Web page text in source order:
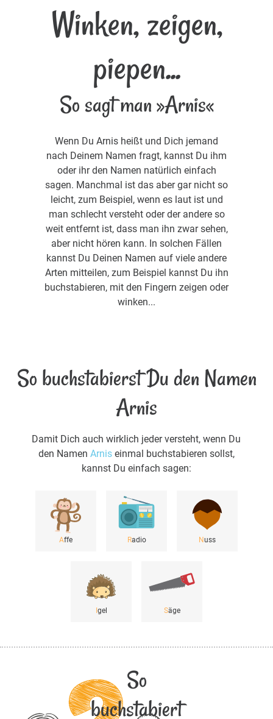
Winken, zeigen,
piepen...
So sagt man »Arnis«
Wenn Du Arnis heißt und Dich jemand
nach Deinem Namen fragt, kannst Du ihm
oder ihr den Namen natürlich einfach
sagen. Manchmal ist das aber gar nicht so
leicht, zum Beispiel, wenn es laut ist und
man schlecht versteht oder der andere so
weit entfernt ist, dass man ihn zwar sehen,
aber nicht hören kann. In solchen Fällen
kannst Du Deinen Namen auf viele andere
Arten mitteilen, zum Beispiel kannst Du ihn
buchstabieren, mit den Fingern zeigen oder
winken...
So buchstabierst Du den Namen
Arnis
Damit Dich auch wirklich jeder versteht, wenn Du
den Namen Arniseinmal buchstabieren sollst,
kannst Du einfach sagen:
Affe Radio Nuss
gel Säge
So
buchstabiert